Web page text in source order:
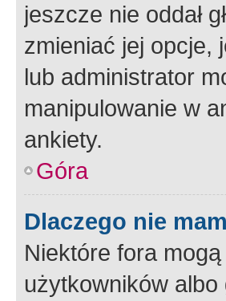
jeszcze nie oddał
zmieniać jej opcje,
lub administrator
manipulowanie w
ankiety.
Góra
Dlaczego nie
Niektóre fora
użytkowników